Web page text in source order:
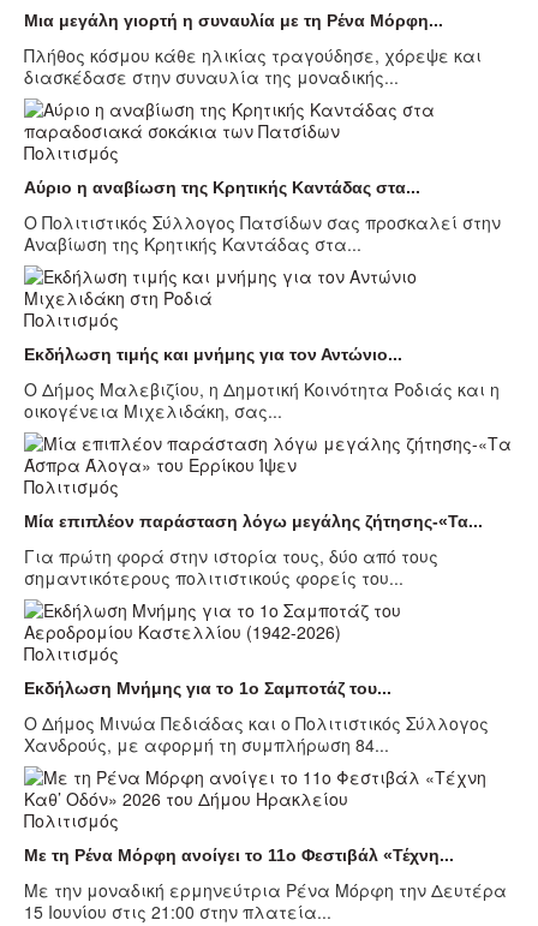
Μια μεγάλη γιορτή η συναυλία με τη Ρένα Μόρφη...
Πλήθος κόσμου κάθε ηλικίας τραγούδησε, χόρεψε και
διασκέδασε στην συναυλία της μοναδικής...
Πολιτισμός
Αύριο η αναβίωση της Κρητικής Καντάδας στα...
Ο Πολιτιστικός Σύλλογος Πατσίδων σας προσκαλεί στην
Αναβίωση της Κρητικής Καντάδας στα...
Πολιτισμός
Εκδήλωση τιμής και μνήμης για τον Αντώνιο...
Ο Δήμος Μαλεβιζίου, η Δημοτική Κοινότητα Ροδιάς και η
οικογένεια Μιχελιδάκη, σας...
Πολιτισμός
Μία επιπλέον παράσταση λόγω μεγάλης ζήτησης-«Τα...
Για πρώτη φορά στην ιστορία τους, δύο από τους
σημαντικότερους πολιτιστικούς φορείς του...
Πολιτισμός
Εκδήλωση Μνήμης για το 1ο Σαμποτάζ του...
Ο Δήμος Μινώα Πεδιάδας και ο Πολιτιστικός Σύλλογος
Χανδρούς, με αφορμή τη συμπλήρωση 84...
Πολιτισμός
Με τη Ρένα Μόρφη ανοίγει το 11ο Φεστιβάλ «Τέχνη...
Με την μοναδική ερμηνεύτρια Ρένα Μόρφη την Δευτέρα
15 Ιουνίου στις 21:00 στην πλατεία...